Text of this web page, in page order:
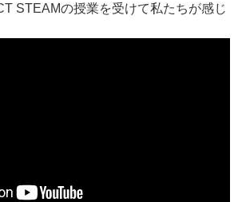
STEAMの授業を受けて私たちが感じ